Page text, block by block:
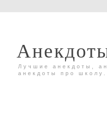
Лучшие анекдоты,
анекдоты про школу.